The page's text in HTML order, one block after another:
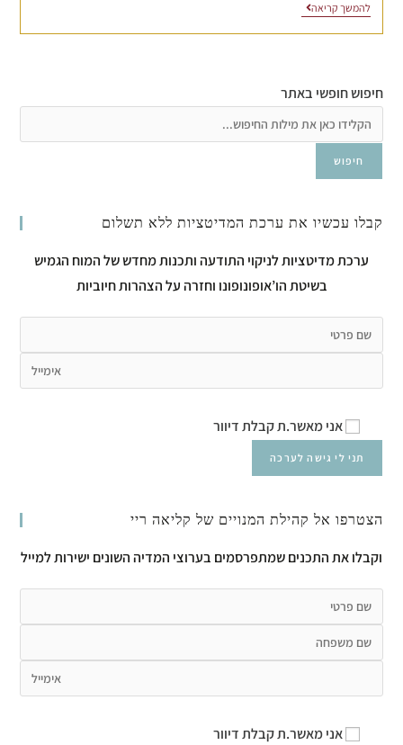
להמשך קריאה
חיפוש חופשי באתר
חיפוש
קבלו עכשיו את ערכת המדיטציות ללא תשלום
ערכת מדיטציות לניקוי התודעה ותכנות מחדש של המוח הגמיש
בשיטת הו’אופונופונו וחזרה על הצהרות חיוביות
אני מאשר.ת קבלת דיוור
הצטרפו אל קהילת המנויים של קליאה ריי
וקבלו את התכנים שמתפרסמים בערוצי המדיה השונים ישירות למייל
אני מאשר.ת קבלת דיוור